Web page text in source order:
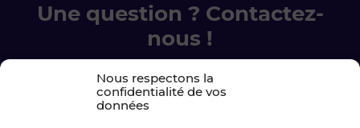
Nous respectons la
confidentialité de vos
données
Une question ? Contactez-
nous !
Chez Blot nous sommes là pour vous
accompagner à chaque étape.